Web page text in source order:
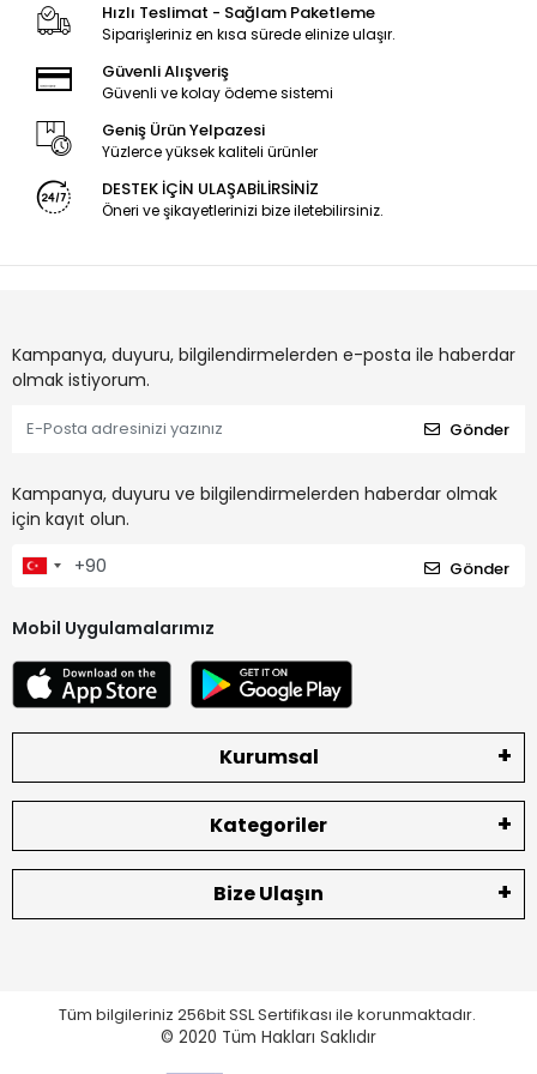
Hızlı Teslimat - Sağlam Paketleme
Siparişleriniz en kısa sürede elinize ulaşır.
Güvenli Alışveriş
Güvenli ve kolay ödeme sistemi
Geniş Ürün Yelpazesi
Yüzlerce yüksek kaliteli ürünler
DESTEK İÇİN ULAŞABİLİRSİNİZ
Öneri ve şikayetlerinizi bize iletebilirsiniz.
Kampanya, duyuru, bilgilendirmelerden e-posta ile haberdar
olmak istiyorum.
Gönder
Kampanya, duyuru ve bilgilendirmelerden haberdar olmak
için kayıt olun.
Gönder
Mobil Uygulamalarımız
Kurumsal
Kategoriler
Bize Ulaşın
Tüm bilgileriniz 256bit SSL Sertifikası ile korunmaktadır.
© 2020 Tüm Hakları Saklıdır